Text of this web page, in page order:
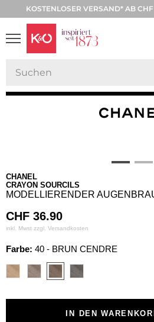
KOSTENLOSER VERSAND* AB
VIBES
CHANEL
CRAYON SOURCILS
MODELLIERENDER
CHF 36.90
inkl. Mwst zzgl. Versandkosten
Farbe: 40 - BRUN CENDRE
IN DEN